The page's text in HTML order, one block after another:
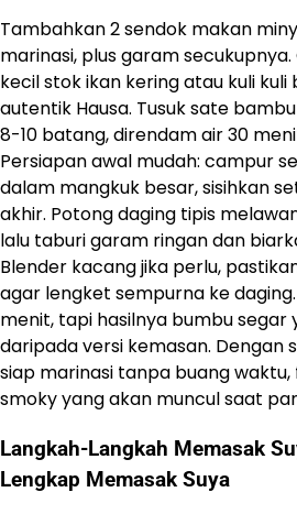
Tambahkan 2 sendok makan
marinasi, plus garam
kecil stok ikan kering atau kuli
autentik Hausa. Tusuk sate
8-10 batang, direndam air 30
Persiapan awal mudah: campur
dalam mangkuk besar, sisihkan
akhir. Potong daging tipis
lalu taburi garam ringan dan
Blender kacang jika perlu,
agar lengket sempurna ke daging.
menit, tapi hasilnya bumbu segar
daripada versi kemasan. Dengan
siap marinasi tanpa buang
smoky yang akan muncul saat
Langkah-Langkah Memasak
Lengkap Memasak Suya